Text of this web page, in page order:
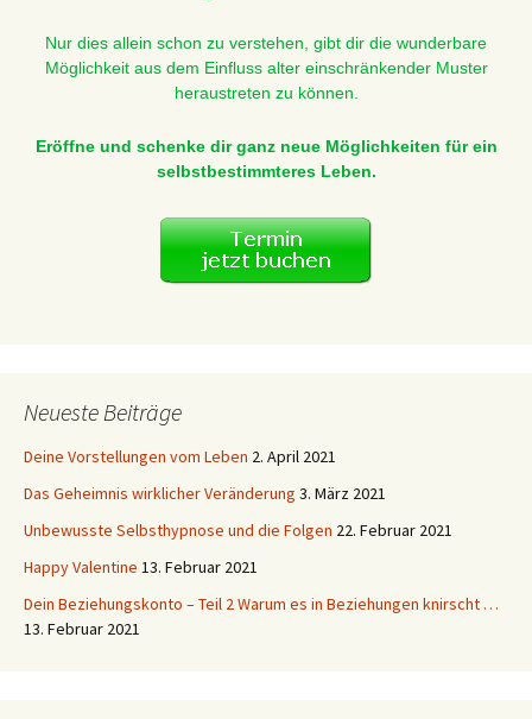
Nur dies allein schon zu verstehen, gibt dir die wunderbare
Möglichkeit aus dem Einfluss alter einschränkender Muster
heraustreten zu können.
Eröffne und schenke dir ganz neue Möglichkeiten für ein
selbstbestimmteres Leben.
Neueste Beiträge
Deine Vorstellungen vom Leben 2. April 2021
Das Geheimnis wirklicher Veränderung 3. März 2021
Unbewusste Selbsthypnose und die Folgen 22. Februar 2021
Happy Valentine 13. Februar 2021
Dein Beziehungskonto – Teil 2 Warum es in Beziehungen knirscht …
13. Februar 2021